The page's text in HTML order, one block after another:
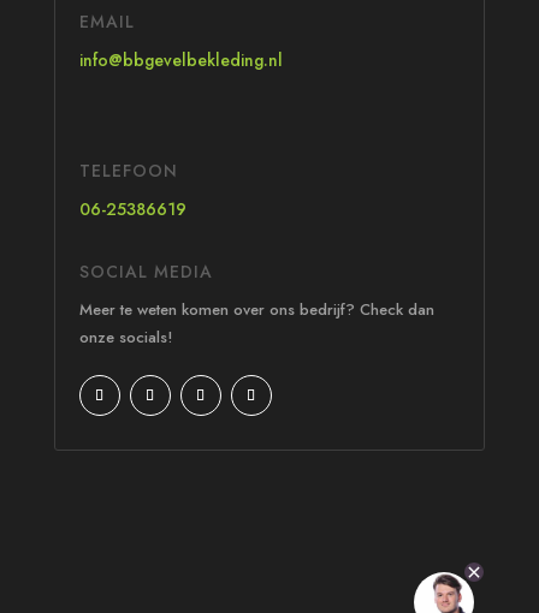
EMAIL
info@bbgevelbekleding.nl
TELEFOON
06-25386619
SOCIAL MEDIA
Meer te weten komen over ons bedrijf? Check dan
onze socials!